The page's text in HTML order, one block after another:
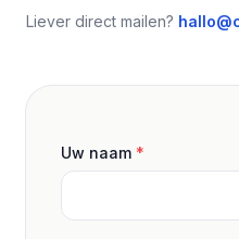
Liever direct mailen?
Uw naam *